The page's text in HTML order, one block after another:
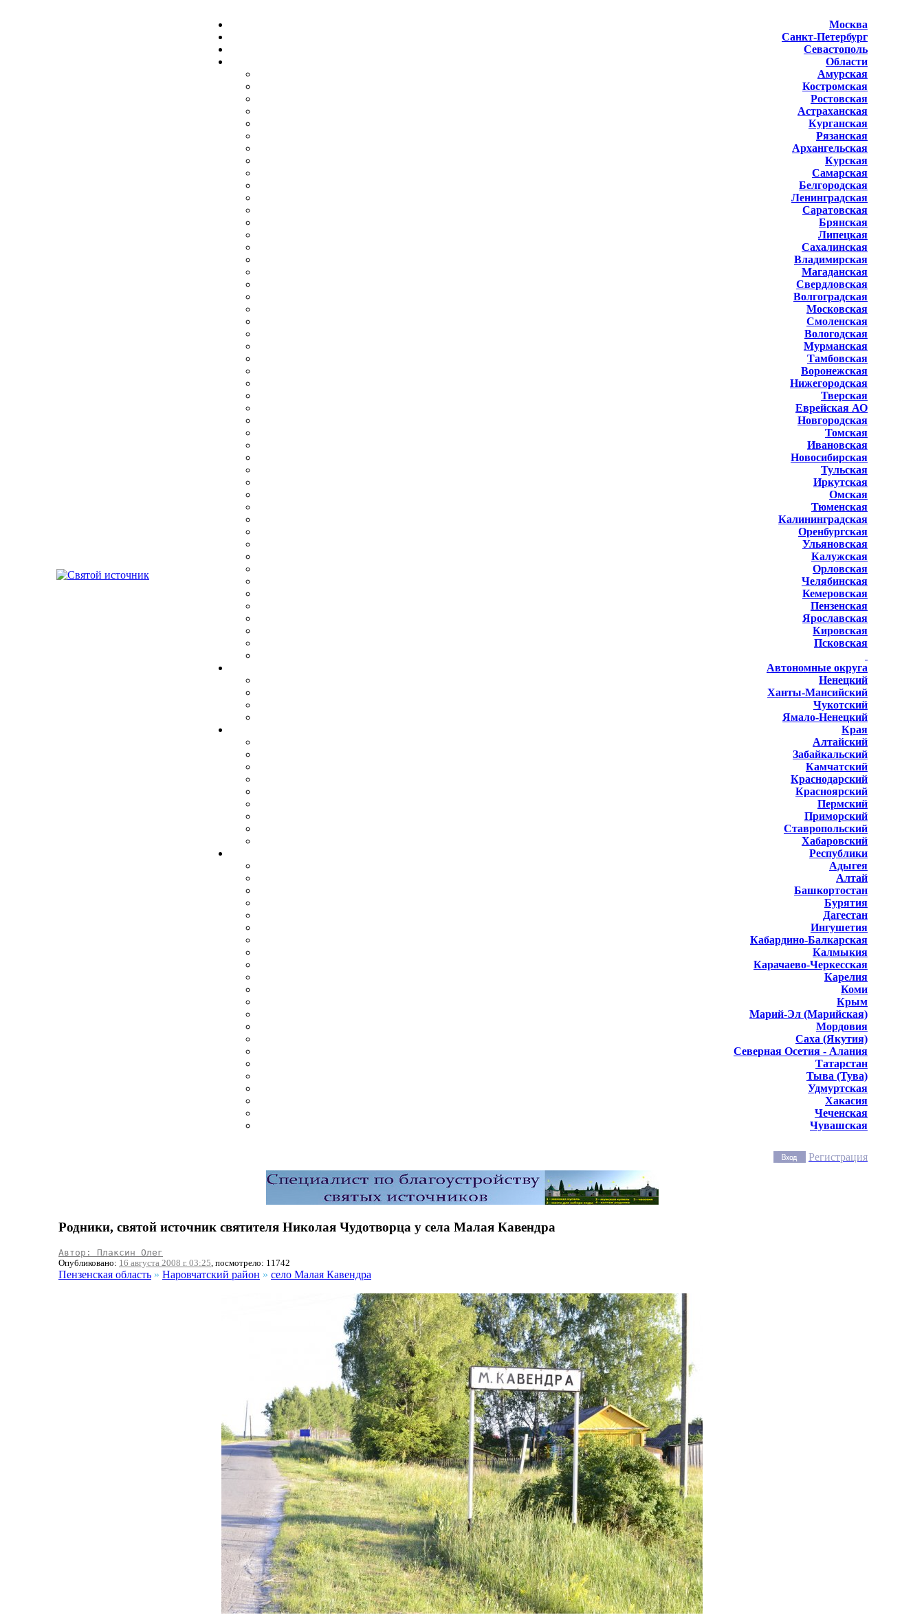
Москва
Санкт-Петербург
Севастополь
Области
Амурская
Костромская
Ростовская
Астраханская
Курганская
Рязанская
Архангельская
Курская
Самарская
Белгородская
Ленинградская
Саратовская
Брянская
Липецкая
Сахалинская
Владимирская
Магаданская
Свердловская
Волгоградская
Московская
Смоленская
Вологодская
Мурманская
Тамбовская
Воронежская
Нижегородская
Тверская
Еврейская АО
Новгородская
Томская
Ивановская
Новосибирская
Тульская
Иркутская
Омская
Тюменская
Калининградская
Оренбургская
Ульяновская
Калужская
Орловская
Челябинская
Кемеровская
Пензенская
Ярославская
Кировская
Псковская
Автономные округа
Ненецкий
Ханты-Мансийский
Чукотский
Ямало-Ненецкий
Края
Алтайский
Забайкальский
Камчатский
Краснодарский
Красноярский
Пермский
Приморский
Ставропольский
Хабаровский
Республики
Адыгея
Алтай
Башкортостан
Бурятия
Дагестан
Ингушетия
Кабардино-Балкарская
Калмыкия
Карачаево-Черкесская
Карелия
Коми
Крым
Марий-Эл (Марийская)
Мордовия
Саха (Якутия)
Северная Осетия - Алания
Татарстан
Тыва (Тува)
Удмуртская
Хакасия
Чеченская
Чувашская
Регистрация
Родники, святой источник святителя Николая Чудотворца у села Малая Кавендра
Автор: Плаксин Олег
Опубликовано: 16 августа 2008 г. 03:25, посмотрело: 11742
Пензенская область » Наровчатский район » село Малая Кавендра